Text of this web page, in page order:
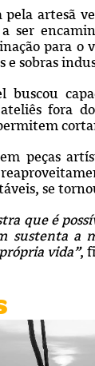
artesã
a ser
para o
e sobras
buscou
fora
peças
se
que é
sustenta
vida”,